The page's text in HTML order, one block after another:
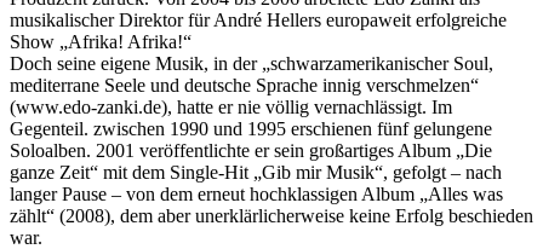
musikalischer Direktor für André Hellers europaweit erfolgreiche
Show „Afrika! Afrika!“
Doch seine eigene Musik, in der „schwarzamerikanischer Soul,
mediterrane Seele und deutsche Sprache innig verschmelzen“
(www.edo-zanki.de), hatte er nie völlig vernachlässigt. Im
Gegenteil. zwischen 1990 und 1995 erschienen fünf gelungene
Soloalben. 2001 veröffentlichte er sein großartiges Album „Die
ganze Zeit“ mit dem Single-Hit „Gib mir Musik“, gefolgt – nach
langer Pause – von dem erneut hochklassigen Album „Alles was
zählt“ (2008), dem aber unerklärlicherweise keine Erfolg beschieden
war.